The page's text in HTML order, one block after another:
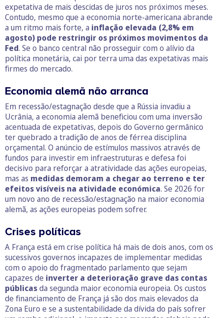
expetativa de mais descidas de juros nos próximos meses.
Contudo, mesmo que a economia norte-americana abrande
a um ritmo mais forte, a inflação elevada (2,8% em
agosto) pode restringir os próximos movimentos da
Fed. Se o banco central não prosseguir com o alívio da
política monetária, cai por terra uma das expetativas mais
firmes do mercado.
Economia alemã não arranca
Em recessão/estagnação desde que a Rússia invadiu a
Ucrânia, a economia alemã beneficiou com uma inversão
acentuada de expetativas, depois do Governo germânico
ter quebrado a tradição de anos de férrea disciplina
orçamental. O anúncio de estímulos massivos através de
fundos para investir em infraestruturas e defesa foi
decisivo para reforçar a atratividade das ações europeias,
mas as medidas demoram a chegar ao terreno e ter
efeitos visíveis na atividade económica. Se 2026 for
um novo ano de recessão/estagnação na maior economia
alemã, as ações europeias podem sofrer.
Crises políticas
A França está em crise política há mais de dois anos, com os
sucessivos governos incapazes de implementar medidas
com o apoio do fragmentado parlamento que sejam
capazes de inverter a deterioração grave das contas
públicasda segunda maior economia europeia. Os custos
de financiamento de França já são dos mais elevados da
Zona Euro e se a sustentabilidade da dívida do país sofrer